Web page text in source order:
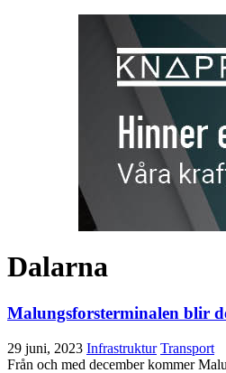
Dalarna
Malungsforsterminalen blir
29 juni, 2023 Infrastruktur Transport
Från och med december kommer